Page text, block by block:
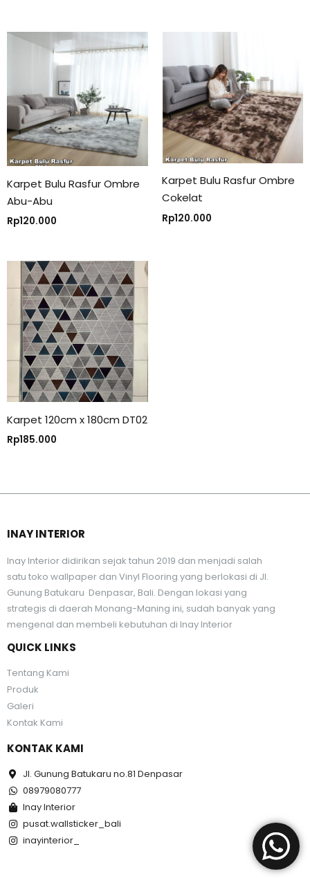
Karpet Bulu Rasfur Ombre
Abu-Abu
Rp120.000
Karpet Bulu Rasfur Ombre
Cokelat
Rp120.000
Karpet 120cm x 180cm DT02
Rp185.000
INAY INTERIOR
Inay Interior didirikan sejak tahun 2019 dan menjadi salah
satu toko wallpaper dan Vinyl Flooring yang berlokasi di Jl.
Gunung Batukaru Denpasar, Bali. Dengan lokasi yang
strategis di daerah Monang-Maning ini, sudah banyak yang
mengenal dan membeli kebutuhan di Inay Interior
QUICK LINKS
Tentang Kami
Produk
Galeri
Kontak Kami
KONTAK KAMI
Jl. Gunung Batukaru no.81 Denpasar
08979080777
Inay Interior
pusat.wallsticker_bali
inayinterior_